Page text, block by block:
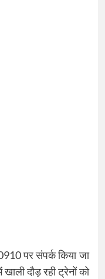
पर संपर्क किया जा
दौड़ रही ट्रेनों को